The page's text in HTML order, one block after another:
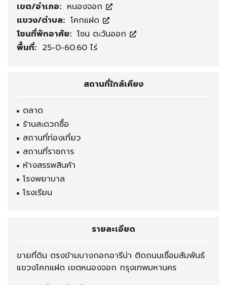
เขต/อำเภอ: หนองจอก
แขวง/ตำบล: โคกแฝด
โซนที่พักอาศัย: โซน ตะวันออก
พื้นที่: 25-0-60.60 ไร่
สถานที่ใกล้เคียง
ตลาด
ร้านสะดวกซื้อ
สถานที่ท่องเที่ยว
สถานที่ราชการ
ห้างสรรพสินค้า
โรงพยาบาล
โรงเรียน
รายละเอียด
ขายที่ดิน ตรงข้ามบางกอกอารีน่า ติดถนนเชื่อมสัมพันธ์
แขวงโคกแฝด เขตหนองจอก กรุงเทพมหานคร